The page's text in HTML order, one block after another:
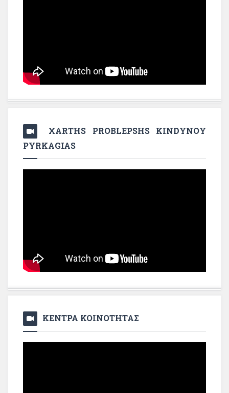
XARTHS PROBLEPSHS KINDYNOY
PYRKAGIAS
ΚΕΝΤΡΑ ΚΟΙΝΟΤΗΤΑΣ